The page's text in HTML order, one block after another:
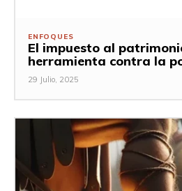
ENFOQUES
El impuesto al
herramienta contra la
29 Julio, 2025